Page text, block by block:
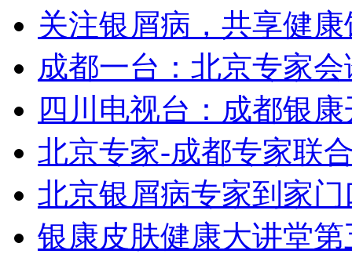
关注银屑病，共享健
成都一台：北京专家
四川电视台：成都银
北京专家-成都专家联
北京银屑病专家到家门
银康皮肤健康大讲堂第